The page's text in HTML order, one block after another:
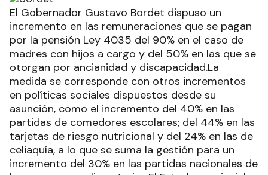
El Gobernador Gustavo Bordet dispuso un
incremento en las remuneraciones que se pagan
por la pensión Ley 4035 del 90% en el caso de
madres con hijos a cargo y del 50% en las que se
otorgan por ancianidad y discapacidad.La
medida se corresponde con otros incrementos
en políticas sociales dispuestos desde su
asunción, como el incremento del 40% en las
partidas de comedores escolares; del 44% en las
tarjetas de riesgo nutricional y del 24% en las de
celiaquía, a lo que se suma la gestión para un
incremento del 30% en las partidas nacionales de